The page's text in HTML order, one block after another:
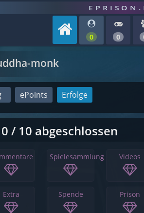
0 0
monk
ePoints Erfolge
/ 10 abgeschlossen
Spielesammlung Videos
Extra Spende Prison